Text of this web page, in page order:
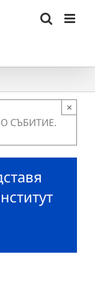
СЪБИТИЕ.
×